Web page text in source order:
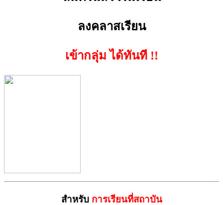
ลงคลาสเรียน
เข้ากลุ่ม ได้ทันที !!
สำหรับ การเรียนที่สถาบัน